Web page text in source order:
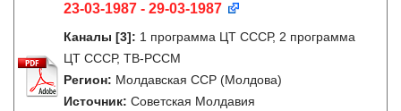
23-03-1987 - 29-03-1987
Каналы [3]: 1 программа ЦТ СССР, 2 программа
ЦТ СССР, ТВ-РССМ
Регион: Молдавская ССР (Молдова)
Источник: Советская Молдавия